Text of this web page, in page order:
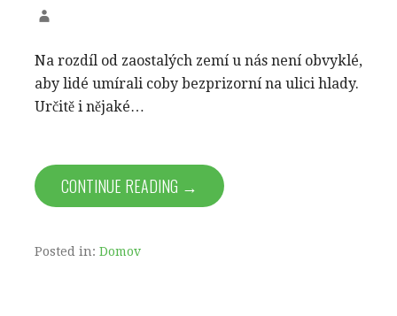
Na rozdíl od zaostalých zemí u nás není obvyklé,
aby lidé umírali coby bezprizorní na ulici hlady.
Určitě i nějaké…
CONTINUE READING →
Posted in: Domov